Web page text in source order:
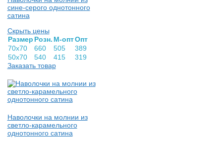
сине-серого однотонного
сатина
Скрыть цены
Раз­мер Розн. М-оптОпт
70х70
660 505
389
50х70
540 415
319
Заказать товар
Наволочки на молнии из
светло-карамельного
однотонного сатина